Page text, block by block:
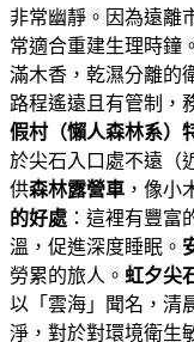
非常幽靜。因為遠離
常適合重建生理時鐘。
滿木香，乾濕分離的
路程遙遠且有管制，
假村（懶人森林系）
於尖石入口處不遠（
供森林露營車 ，像小
的好處 ：這裡有豐富
溫，促進深度睡眠。
勞累的旅人。 虹夕尖
以「雲海」聞名，清
淨，對於對環境衛生